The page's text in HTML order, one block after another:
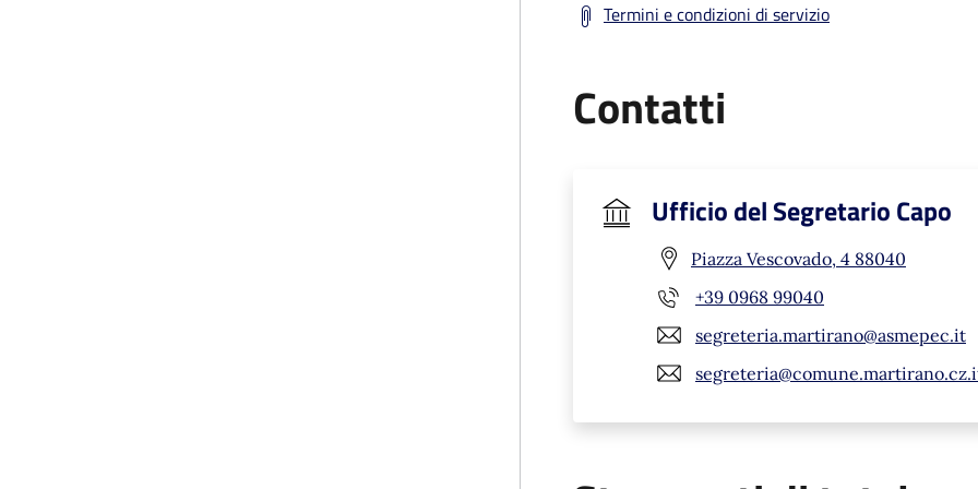
Termini e condizioni di servizio
Contatti
Ufficio del Segretario Capo
Piazza Vescovado, 4 88040
+39 0968 99040
segreteria.martirano@asmepec.it